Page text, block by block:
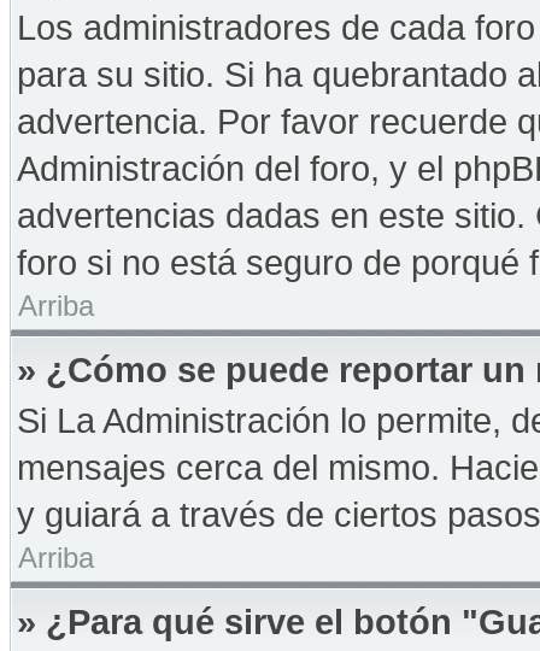
Los administradores de cada
para su sitio. Si ha quebrantado
advertencia. Por favor recuerde
Administración del foro, y el
advertencias dadas en este
foro si no está seguro de porqué
Arriba
» ¿Cómo se puede reportar
Si La Administración lo permite,
mensajes cerca del mismo.
y guiará a través de ciertos
Arriba
» ¿Para qué sirve el botón